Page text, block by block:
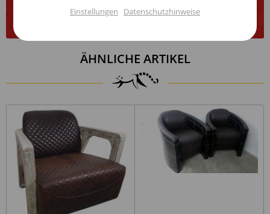
beispielhaft und deshalb in Form, Farbe und Größe minimal abweichen.
Maserungen, Unebenheiten etc. sind möglich, bewusst belassene
Spuren verleihen jedem Möbelstück seine Individualität. Diese
Eigenschaften sind gewollt und stellen keinen Mangel dar.
Details zur Produktsicherheit (GPSR)
Als verantwortungsbewusstes Handelsunternehmen legen
wir großen Wert auf Transparenz und die Einhaltung
gesetzlicher Vorgaben. Im Rahmen der EU-Verordnung sind
wir verpflichtet, Informationen über den verantwortlichen
Wirtschaftsakteur bereitzustellen. Dieser ist für die
Einhaltung der EU-Vorschriften zu unseren Produkten
ÄHNLICHE ARTIKEL
Inaktiv
Einstellungen speichern
Einstellungen Datenschutzhinweise